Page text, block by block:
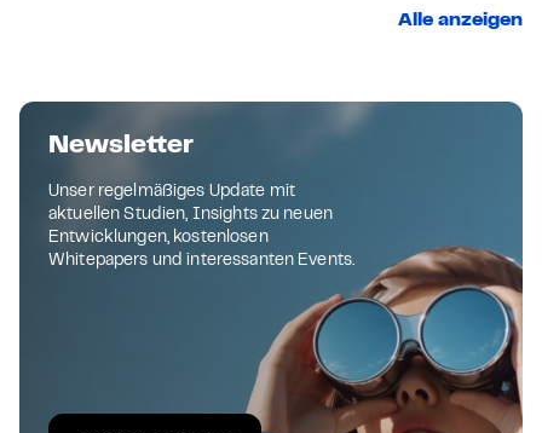
Alle anzeigen
Newsletter
Unser regelmäßiges Update mit
aktuellen Studien, Insights zu neuen
Entwicklungen, kostenlosen
Whitepapers und interessanten Events.